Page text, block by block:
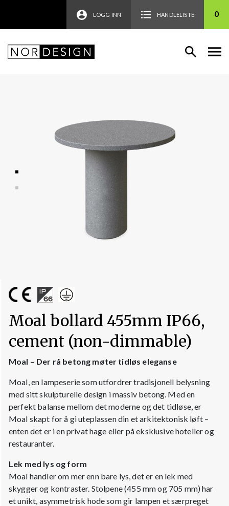
LOGG INN HANDLELISTE 0
Moal bollard 455mm IP66,
cement (non-dimmable)
Moal – Der rå betong møter tidløs eleganse
Moal, en lampeserie som utfordrer tradisjonell belysning
med sitt skulpturelle design i massiv betong. Med en
perfekt balanse mellom det moderne og det tidløse, er
Moal skapt for å gi uteplassen din et arkitektonisk løft –
enten det er i en privat hage eller på eksklusive hoteller og
restauranter.
Lek med lys og form
Moal handler om mer enn bare lys, det er en lek med
skygger og kontraster. Stolpene (455 mm og 705 mm) har
et unikt, asymmetrisk hode som gir lampen et særpreget